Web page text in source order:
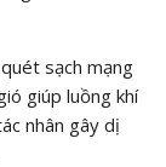
sạch mạng
giúp luồng khí
nhân gây dị